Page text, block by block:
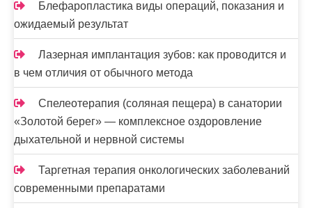
е
й
Блефаропластика виды операций, показания и
ожидаемый результат
Лазерная имплантация зубов: как проводится и
в чем отличия от обычного метода
Спелеотерапия (соляная пещера) в санатории
«Золотой берег» — комплексное оздоровление
дыхательной и нервной системы
Таргетная терапия онкологических заболеваний
современными препаратами